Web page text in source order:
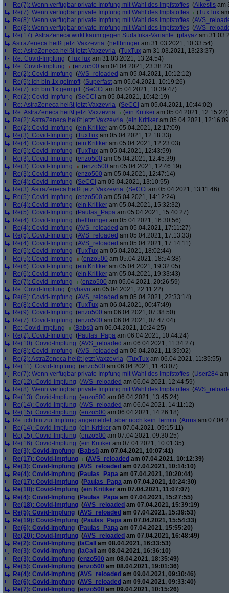
Re(7): Wenn verfügbar private Impfung mit Wahl des Impfstoffes (Alkestis am
Re(7): Wenn verfügbar private Impfung mit Wahl des Impfstoffes
(TuxTux
Re(8): Wenn verfügbar private Impfung mit Wahl des Impfstoffes (
Re(8): Wenn verfügbar private Impfung mit Wahl des Impfstoffes (
Re(17): AstraZeneca wirkt kaum gegen Südafrika-Variante (playaz am
AstraZeneca heißt jetzt Vaxzevria (hellbringer am 31.03.2021, 10:33:54)
Re: AstraZeneca heißt jetzt Vaxzevria (TuxTux am 31.03.2021, 13:23:37)
Re: Covid-Impfung (TuxTux am 31.03.2021, 13:24:54)
Re: Covid-Impfung
(enzo500 am 04.04.2021, 23:38:23)
Re(2): Covid-Impfung (AVS_reloaded am 05.04.2021, 10:12:12)
Re(5): ich bin 1x geimpft (Superfast am 05.04.2021, 10:19:26)
Re(7): ich bin 1x geimpft (SeCCi am 05.04.2021, 10:39:47)
Re(2): Covid-Impfung (SeCCi am 05.04.2021, 10:42:19)
Re: AstraZeneca heißt jetzt Vaxzevria (SeCCi am 05.04.2021, 10:44:02)
Re: AstraZeneca heißt jetzt Vaxzevria
(ein Kritiker am 05.04.2021, 12:15:22)
Re(2): AstraZeneca heißt jetzt Vaxzevria (ein Kritiker am 05.04.2021,
Re(2): Covid-Impfung (ein Kritiker am 05.04.2021, 12:17:09)
Re(3): Covid-Impfung (TuxTux am 05.04.2021, 12:18:33)
Re(4): Covid-Impfung (ein Kritiker am 05.04.2021, 12:23:03)
Re(5): Covid-Impfung (TuxTux am 05.04.2021, 12:43:59)
Re(3): Covid-Impfung (enzo500 am 05.04.2021, 12:45:39)
Re(3): Covid-Impfung
(enzo500 am 05.04.2021, 12:46:19)
Re(3): Covid-Impfung (enzo500 am 05.04.2021, 12:47:14)
Re(4): Covid-Impfung (SeCCi am 05.04.2021, 13:10:55)
Re(3): AstraZeneca heißt jetzt Vaxzevria (SeCCi am 05.04.2021, 13:11:46)
Re(5): Covid-Impfung (enzo500 am 05.04.2021, 14:12:24)
Re(4): Covid-Impfung (ein Kritiker am 05.04.2021, 15:32:32)
Re(5): Covid-Impfung (Paulas_Papa am 05.04.2021, 15:40:27)
Re(4): Covid-Impfung (hellbringer am 05.04.2021, 16:30:56)
Re(4): Covid-Impfung (AVS_reloaded am 05.04.2021, 17:11:27)
Re(5): Covid-Impfung (AVS_reloaded am 05.04.2021, 17:13:33)
Re(4): Covid-Impfung (AVS_reloaded am 05.04.2021, 17:14:11)
Re(5): Covid-Impfung (TuxTux am 05.04.2021, 18:02:44)
Re(5): Covid-Impfung
(enzo500 am 05.04.2021, 18:54:38)
Re(6): Covid-Impfung (ein Kritiker am 05.04.2021, 19:32:05)
Re(6): Covid-Impfung (ein Kritiker am 05.04.2021, 19:33:43)
Re(7): Covid-Impfung
(enzo500 am 05.04.2021, 20:26:59)
Re: Covid-Impfung (nyhavn am 05.04.2021, 22:11:22)
Re(6): Covid-Impfung (AVS_reloaded am 05.04.2021, 22:33:14)
Re(8): Covid-Impfung (TuxTux am 06.04.2021, 00:47:49)
Re(9): Covid-Impfung (enzo500 am 06.04.2021, 07:38:50)
Re(7): Covid-Impfung (enzo500 am 06.04.2021, 07:47:04)
Re: Covid-Impfung
(Babsü am 06.04.2021, 10:24:25)
Re(2): Covid-Impfung (Paulas_Papa am 06.04.2021, 10:44:24)
Re(10): Covid-Impfung (AVS_reloaded am 06.04.2021, 11:34:27)
Re(8): Covid-Impfung (AVS_reloaded am 06.04.2021, 11:35:02)
Re(2): AstraZeneca heißt jetzt Vaxzevria (TuxTux am 06.04.2021, 11:35:55)
Re(11): Covid-Impfung (enzo500 am 06.04.2021, 11:43:07)
Re(7): Wenn verfügbar private Impfung mit Wahl des Impfstoffes (User284
Re(12): Covid-Impfung (AVS_reloaded am 06.04.2021, 12:44:59)
Re(8): Wenn verfügbar private Impfung mit Wahl des Impfstoffes (
Re(13): Covid-Impfung (enzo500 am 06.04.2021, 13:45:24)
Re(14): Covid-Impfung (AVS_reloaded am 06.04.2021, 14:11:12)
Re(15): Covid-Impfung (enzo500 am 06.04.2021, 14:26:18)
Re: ich bin zur Impfung angemeldet, aber noch kein Termin (Arrris am
Re(14): Covid-Impfung (ein Kritiker am 07.04.2021, 09:15:11)
Re(15): Covid-Impfung (enzo500 am 07.04.2021, 09:30:25)
Re(16): Covid-Impfung (ein Kritiker am 07.04.2021, 10:01:35)
Re(3): Covid-Impfung (Babsü am 07.04.2021, 10:07:41)
Re(17): Covid-Impfung
(AVS_reloaded am 07.04.2021, 10:12:39)
Re(3): Covid-Impfung (AVS_reloaded am 07.04.2021, 10:14:10)
Re(4): Covid-Impfung (Paulas_Papa am 07.04.2021, 10:20:44)
Re(17): Covid-Impfung (Paulas_Papa am 07.04.2021, 10:24:30)
Re(18): Covid-Impfung (ein Kritiker am 07.04.2021, 11:07:07)
Re(4): Covid-Impfung (Paulas_Papa am 07.04.2021, 15:27:55)
Re(18): Covid-Impfung (AVS_reloaded am 07.04.2021, 15:39:19)
Re(5): Covid-Impfung (AVS_reloaded am 07.04.2021, 15:39:53)
Re(19): Covid-Impfung (Paulas_Papa am 07.04.2021, 15:54:33)
Re(6): Covid-Impfung (Paulas_Papa am 07.04.2021, 15:55:20)
Re(20): Covid-Impfung (AVS_reloaded am 07.04.2021, 16:48:49)
Re(2): Covid-Impfung ( laCall
am 08.04.2021, 16:33:53)
Re(3): Covid-Impfung ( laCall
am 08.04.2021, 16:36:10)
Re(3): Covid-Impfung (enzo500 am 08.04.2021, 18:35:49)
Re(5): Covid-Impfung (enzo500 am 08.04.2021, 19:01:36)
Re(4): Covid-Impfung (AVS_reloaded am 09.04.2021, 09:30:46)
Re(6): Covid-Impfung (AVS_reloaded am 09.04.2021, 09:33:40)
Re(7): Covid-Impfung (enzo500 am 09.04.2021, 10:15:26)